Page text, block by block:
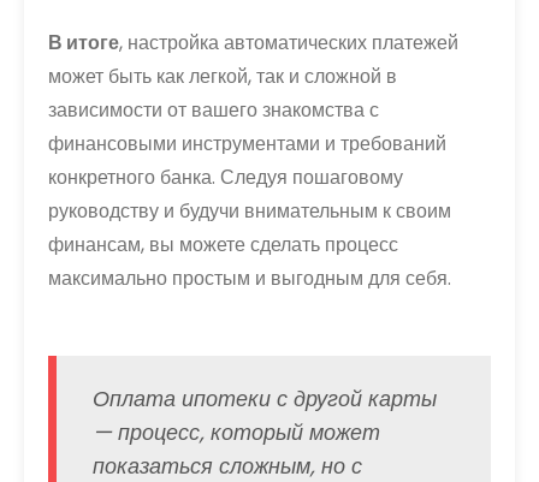
В итоге, настройка автоматических платежей
может быть как легкой, так и сложной в
зависимости от вашего знакомства с
финансовыми инструментами и требований
конкретного банка. Следуя пошаговому
руководству и будучи внимательным к своим
финансам, вы можете сделать процесс
максимально простым и выгодным для себя.
Оплата ипотеки с другой карты
— процесс, который может
показаться сложным, но с